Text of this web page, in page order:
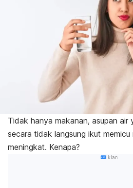
Tidak hanya makanan, asupan air
secara tidak langsung ikut memicu
meningkat. Kenapa?
Iklan